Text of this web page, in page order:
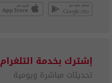
إشترك بخدمة التلغرام
تحديثات مباشرة ويومية